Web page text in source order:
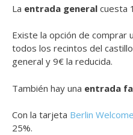
La entrada general cuesta
Existe la opción de comprar
todos los recintos del
general y 9€ la reducida.
También hay una entrada
Con la tarjeta Berlin
25%.